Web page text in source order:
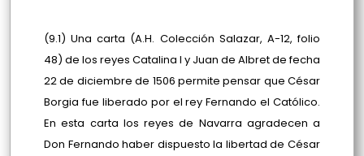
(9.1) Una carta (A.H. Colección Salazar, A-12, folio
48) de los reyes Catalina I y Juan de Albret de fecha
22 de diciembre de 1506 permite pensar que César
Borgia fue liberado por el rey Fernando el Católico.
En esta carta los reyes de Navarra agradecen a
Don Fernando haber dispuesto la libertad de César